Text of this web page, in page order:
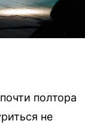
полтора
не